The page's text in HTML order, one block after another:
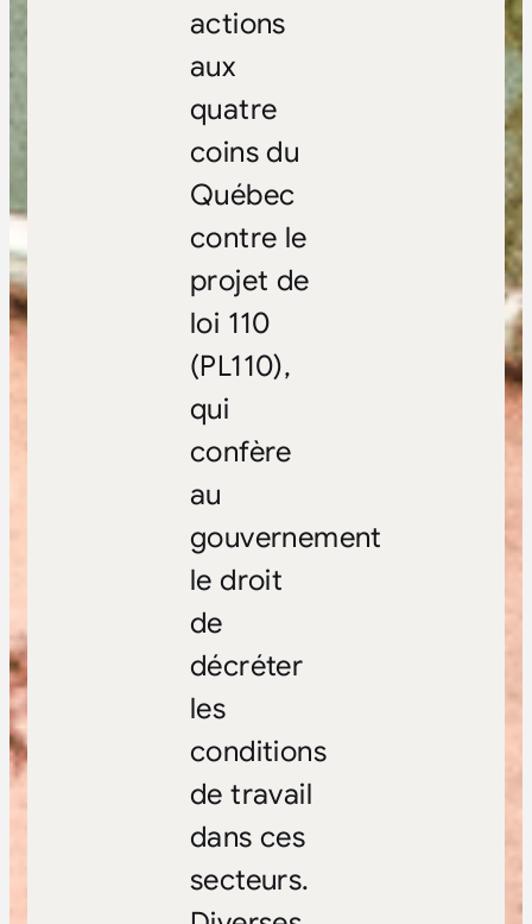
actions
aux
quatre
coins du
Québec
contre le
projet de
loi 110
(PL110),
qui
confère
au
gouvernement
le droit
de
décréter
les
conditions
de travail
dans ces
secteurs.